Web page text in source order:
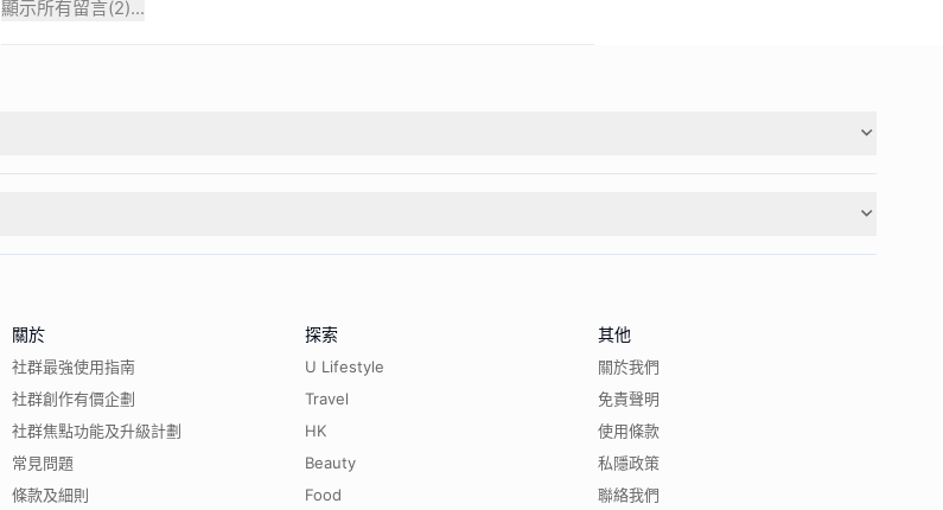
顯示所有留言(2)...
關於
社群最強使用指南
社群創作有價企劃
社群焦點功能及升級計劃
常見問題
條款及細則
探索
U Lifestyle
Travel
HK
Beauty
Food
其他
關於我們
免責聲明
使用條款
私隱政策
聯絡我們